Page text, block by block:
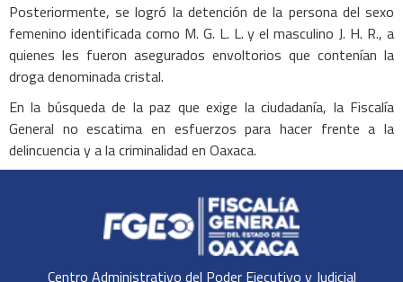
Posteriormente, se logró la detención de la persona del sexo
femenino identificada como M. G. L. L. y el masculino J. H. R., a
quienes les fueron asegurados envoltorios que contenían la
droga denominada cristal.
En la búsqueda de la paz que exige la ciudadanía, la Fiscalía
General no escatima en esfuerzos para hacer frente a la
delincuencia y a la criminalidad en Oaxaca.
Centro Administrativo del Poder Ejecutivo y Judicial